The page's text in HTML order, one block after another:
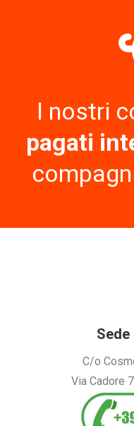
I nostri
pagati
C/o
Via Cadore